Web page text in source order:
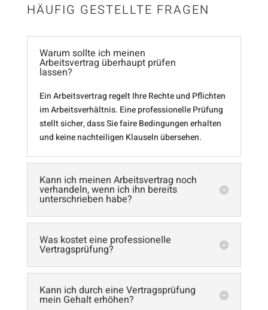
HÄUFIG GESTELLTE FRAGEN
Warum sollte ich meinen
Arbeitsvertrag überhaupt prüfen
lassen?
Ein Arbeitsvertrag regelt Ihre Rechte und Pflichten
im Arbeitsverhältnis. Eine professionelle Prüfung
stellt sicher, dass Sie faire Bedingungen erhalten
und keine nachteiligen Klauseln übersehen.
Kann ich meinen Arbeitsvertrag noch
verhandeln, wenn ich ihn bereits
unterschrieben habe?
Was kostet eine professionelle
Vertragsprüfung?
Kann ich durch eine Vertragsprüfung
mein Gehalt erhöhen?